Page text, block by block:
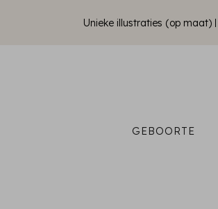
Unieke illustraties (op maat)
GEBOORTE